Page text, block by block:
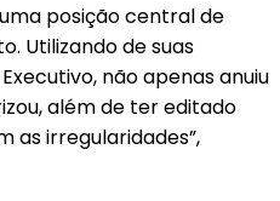
posição central de
Utilizando de suas
não apenas anuiu
além de ter editado
as irregularidades”,